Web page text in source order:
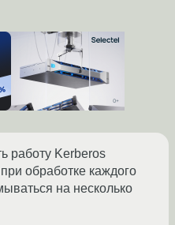
работу Kerberos
обработке каждого
на несколько